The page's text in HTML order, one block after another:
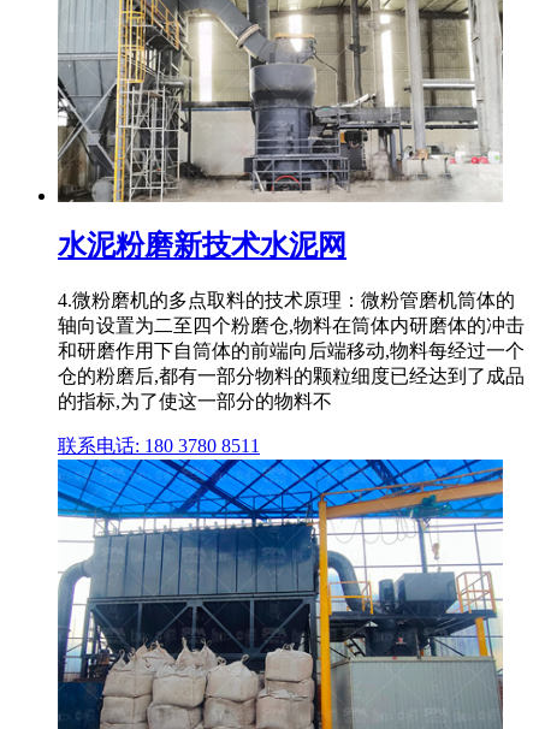
水泥粉磨新技术水泥网
4.微粉磨机的多点取料的技术原理：微粉管磨机筒体的
轴向设置为二至四个粉磨仓,物料在筒体内研磨体的冲击
和研磨作用下自筒体的前端向后端移动,物料每经过一个
仓的粉磨后,都有一部分物料的颗粒细度已经达到了成品
的指标,为了使这一部分的物料不
联系电话: 180 3780 8511